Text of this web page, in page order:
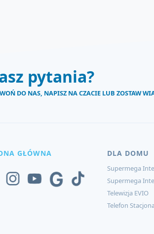
pytania?
DO NAS, NAPISZ NA CZACIE LUB ZOSTAW
GŁÓWNA DLA DOMU
Supermega
Supermega
Telewizja EVIO
Telefon